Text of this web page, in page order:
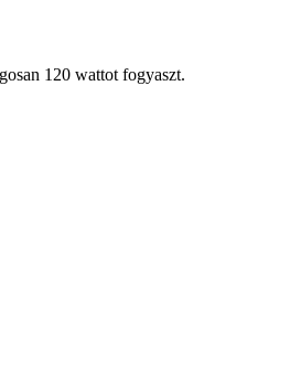
120 wattot fogyaszt.